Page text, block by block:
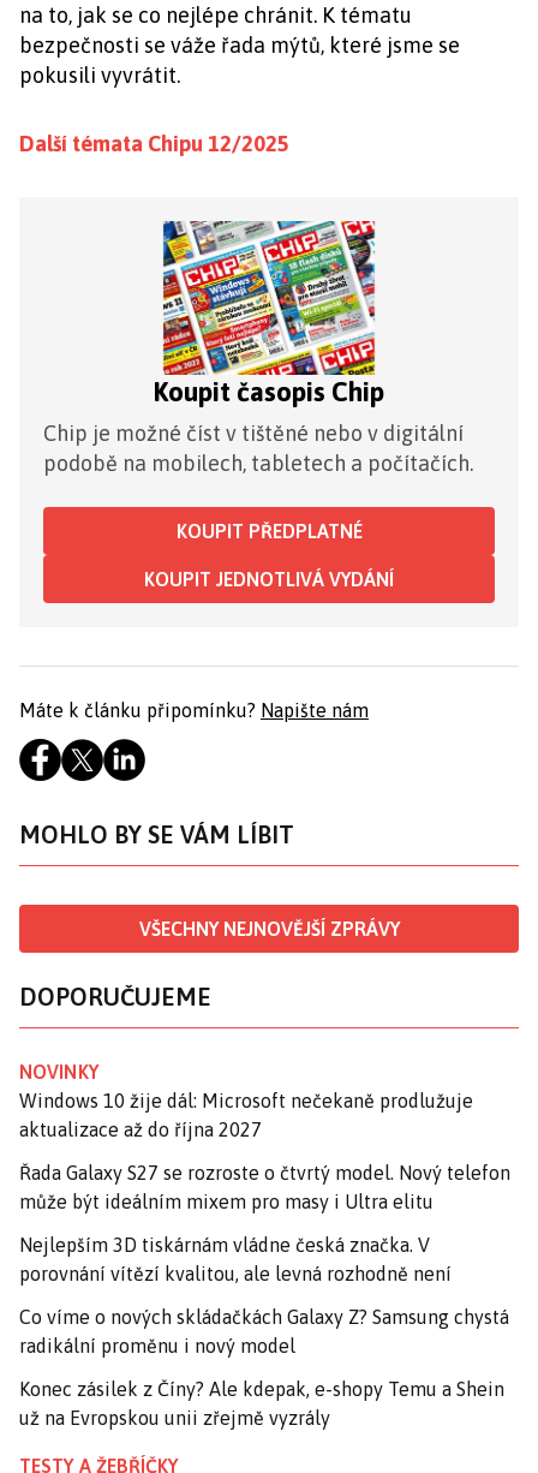
na to, jak se co nejlépe chránit. K tématu
bezpečnosti se váže řada mýtů, které jsme se
pokusili vyvrátit.
Další témata Chipu 12/2025
Koupit časopis Chip
Chip je možné číst v tištěné nebo v digitální
podobě na mobilech, tabletech a počítačích.
KOUPIT PŘEDPLATNÉ
KOUPIT JEDNOTLIVÁ VYDÁNÍ
Máte k článku připomínku? Napište nám
MOHLO BY SE VÁM LÍBIT
VŠECHNY NEJNOVĚJŠÍ ZPRÁVY
DOPORUČUJEME
NOVINKY
Windows 10 žije dál: Microsoft nečekaně prodlužuje
aktualizace až do října 2027
Řada Galaxy S27 se rozroste o čtvrtý model. Nový telefon
může být ideálním mixem pro masy i Ultra elitu
Nejlepším 3D tiskárnám vládne česká značka. V
porovnání vítězí kvalitou, ale levná rozhodně není
Co víme o nových skládačkách Galaxy Z? Samsung chystá
radikální proměnu i nový model
Konec zásilek z Číny? Ale kdepak, e-shopy Temu a Shein
už na Evropskou unii zřejmě vyzrály
TESTY A ŽEBŘÍČKY